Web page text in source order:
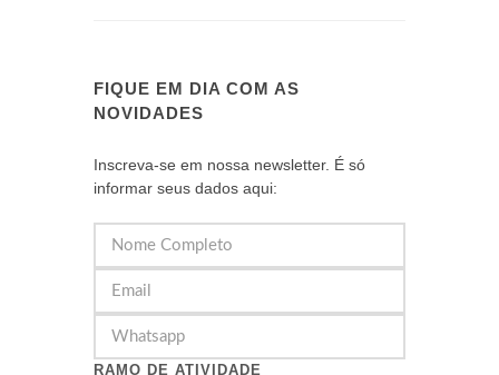
FIQUE EM DIA COM AS
NOVIDADES
Inscreva-se em nossa newsletter. É só
informar seus dados aqui:
RAMO DE ATIVIDADE